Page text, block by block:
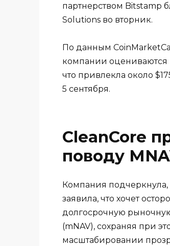
партнерством Bitstamp
Solutions во вторник.
По данным
компании оцениваются
что привлекла около
5 сентября.
CleanCore
поводу
Компания подчеркнула,
заявила, что хочет
долгосрочную
(mNAV), сохраняя при
масштабировании